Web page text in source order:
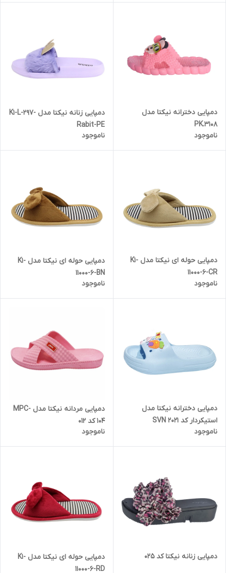
دمپایی دخترانه نیکتا مدل
PK.3108
ناموجود
دمپایی زنانه نیکتا مدل K1-L-297-
Rabit-PE
ناموجود
دمپایی حوله ای نیکتا مدل K1-
11000-6-CR
ناموجود
دمپایی حوله ای نیکتا مدل K1-
11000-6-BN
ناموجود
دمپایی دخترانه نیکتا مدل
استیکردار کد SVN 2021
ناموجود
دمپایی مردانه نیکتا مدل MPC-
104 کد 012
ناموجود
دمپایی زنانه نیکتا کد 025
دمپایی حوله ای نیکتا مدل K1-
11000-6-RD